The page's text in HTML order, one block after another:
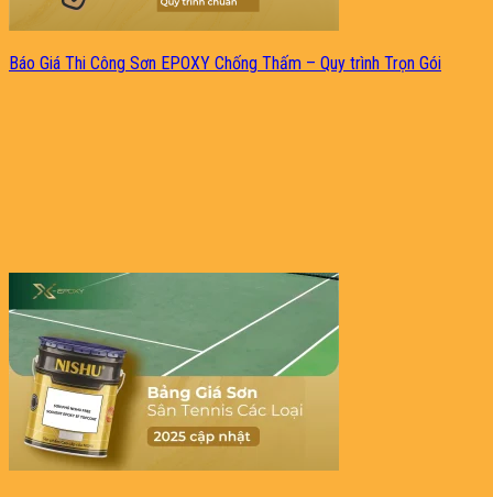
Báo Giá Thi Công Sơn EPOXY Chống Thấm – Quy trình Trọn Gói